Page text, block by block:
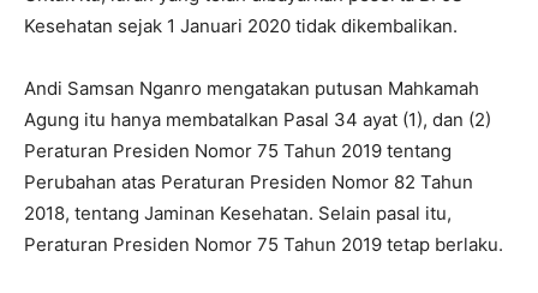
Kesehatan sejak 1 Januari 2020 tidak dikembalikan.
Andi Samsan Nganro mengatakan putusan Mahkamah
Agung itu hanya membatalkan Pasal 34 ayat (1), dan (2)
Peraturan Presiden Nomor 75 Tahun 2019 tentang
Perubahan atas Peraturan Presiden Nomor 82 Tahun
2018, tentang Jaminan Kesehatan. Selain pasal itu,
Peraturan Presiden Nomor 75 Tahun 2019 tetap berlaku.